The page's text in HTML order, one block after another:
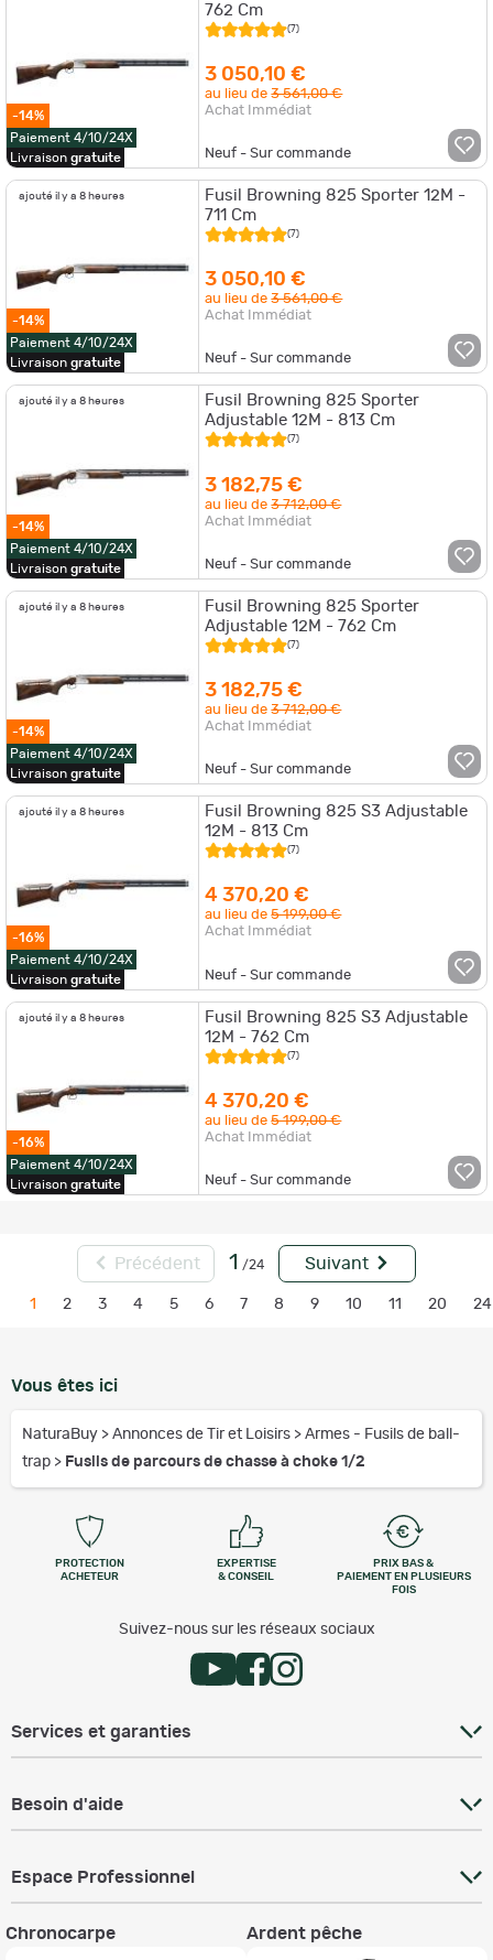
-14%
Paiement 4/10/24X
Livraison gratuite
762 Cm
(7)
3 050,10 €
au lieu de3 561,00 €
Achat Immédiat
Neuf - Sur commande
ajouté il y a 8 heures
-14%
Paiement 4/10/24X
Livraison gratuite
Fusil Browning 825 Sporter 12M -
711 Cm
(7)
3 050,10 €
au lieu de3 561,00 €
Achat Immédiat
Neuf - Sur commande
ajouté il y a 8 heures
-14%
Paiement 4/10/24X
Livraison gratuite
Fusil Browning 825 Sporter
Adjustable 12M - 813 Cm
(7)
3 182,75 €
au lieu de3 712,00 €
Achat Immédiat
Neuf - Sur commande
ajouté il y a 8 heures
-14%
Paiement 4/10/24X
Livraison gratuite
Fusil Browning 825 Sporter
Adjustable 12M - 762 Cm
(7)
3 182,75 €
au lieu de3 712,00 €
Achat Immédiat
Neuf - Sur commande
ajouté il y a 8 heures
-16%
Paiement 4/10/24X
Livraison gratuite
Fusil Browning 825 S3 Adjustable
12M - 813 Cm
(7)
4 370,20 €
au lieu de5 199,00 €
Achat Immédiat
Neuf - Sur commande
ajouté il y a 8 heures
-16%
Paiement 4/10/24X
Livraison gratuite
Fusil Browning 825 S3 Adjustable
12M - 762 Cm
(7)
4 370,20 €
au lieu de5 199,00 €
Achat Immédiat
Neuf - Sur commande
Précédent 1 /24 Suivant
1 2 3 4 5 6 7 8 9 10 11 20 24
Vous êtes ici
NaturaBuy > Annonces de Tir et Loisirs > Armes - Fusils de ball-
trap > Fusils de parcours de chasse à choke 1/2
PROTECTION
ACHETEUR
EXPERTISE
& CONSEIL
PRIX BAS &
PAIEMENT EN PLUSIEURS
FOIS
Suivez-nous sur les réseaux sociaux
Services et garanties
Besoin d'aide
Espace Professionnel
Chronocarpe Ardent pêche